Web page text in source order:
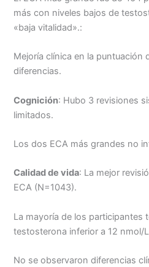
más con niveles bajos de
«baja vitalidad».:
Mejoría clínica en la puntuación
diferencias.
Cognición: Hubo 3 revisiones
limitados.
Los dos ECA más grandes no
Calidad de vida: La mejor
ECA (N=1043).
La mayoría de los participantes
testosterona inferior a 12 nmol/
No se observaron diferencias